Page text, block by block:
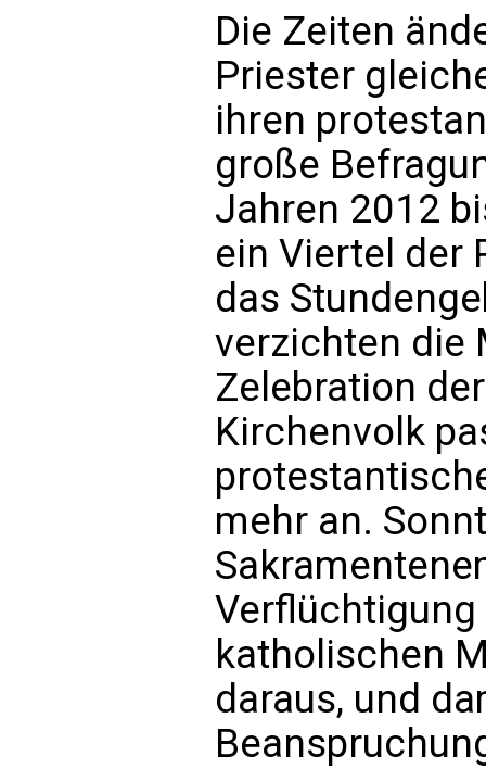
Die Zeiten
Priester
ihren
große
Jahren 2012
ein Viertel der
das
verzichten die
Zelebration
Kirchenvolk
mehr an.
katholischen
daraus, und